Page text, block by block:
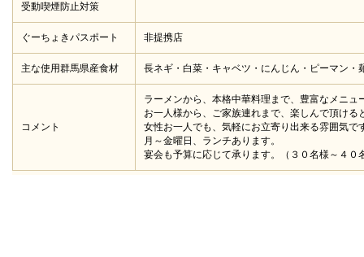
受動喫煙防止対策
ぐーちょきパスポート 非提携店
主な使用群馬県産食材 長ネギ・白菜・キャベツ・にんじん・ピーマン・
コメント
ラーメンから、本格中華料理まで、豊富なメニュ
お一人様から、ご家族連れまで、楽しんで頂ける
女性お一人でも、気軽にお立寄り出来る雰囲気で
月～金曜日、ランチあります。
宴会も予算に応じて承ります。（３０名様～４０